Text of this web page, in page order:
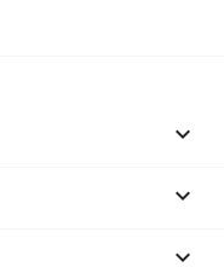


keyboard_arrow_down